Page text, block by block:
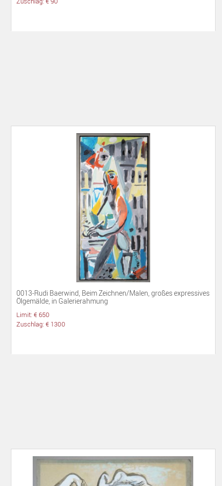
0013-Rudi Baerwind, Beim Zeichnen/Malen, großes expressives
Ölgemälde, in Galerierahmung
Limit: € 650
Zuschlag: € 1300